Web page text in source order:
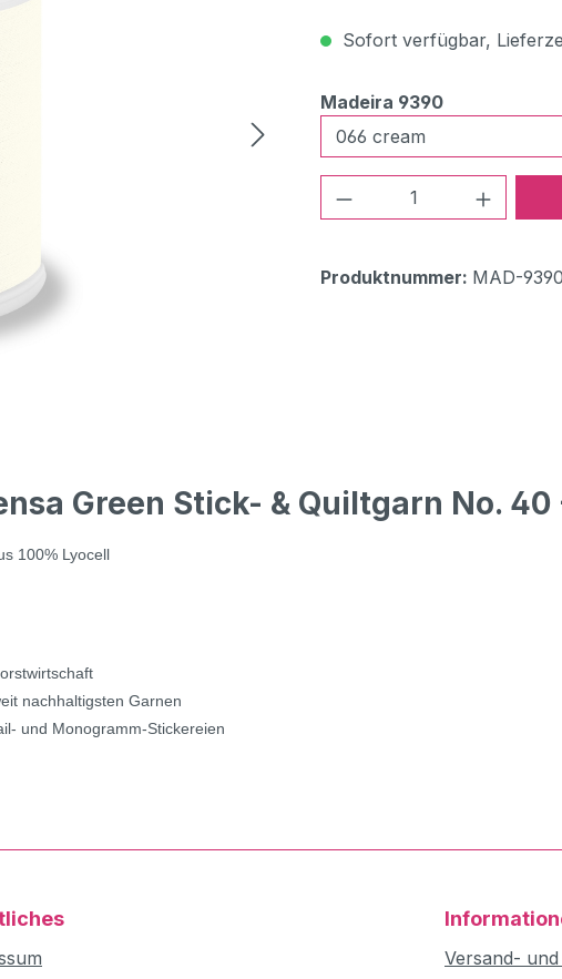
Sofort verfügbar,
Madeira 9390auswählen
Produkt Anzahl:
Produktnummer: MAD-
Green Stick- & Quiltgarn No. 40
100% Lyocell
nachhaltigsten Garnen
und Monogramm-Stickereien
Versand-